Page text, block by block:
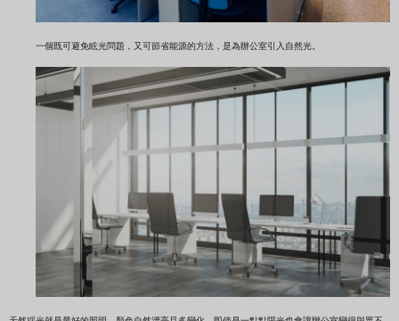
一個既可避免眩光問題，又可節省能源的方法，是為辦公室引入自然光。